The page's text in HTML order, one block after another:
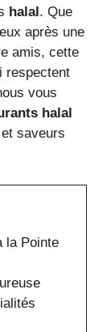
halal. Que
après une
amis, cette
respectent
vous
halal
saveurs
la Pointe